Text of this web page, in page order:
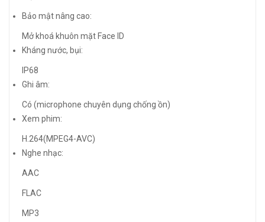
Bảo mật nâng cao:
Mở khoá khuôn mặt Face ID
Kháng nước, bụi:
IP68
Ghi âm:
Có (microphone chuyên dụng chống ồn)
Xem phim:
H.264(MPEG4-AVC)
Nghe nhạc:
AAC
FLAC
MP3